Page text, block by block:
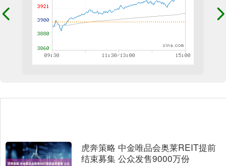
虎奔策略 中金唯品会奥莱REIT提前
结束募集 公众发售9000万份